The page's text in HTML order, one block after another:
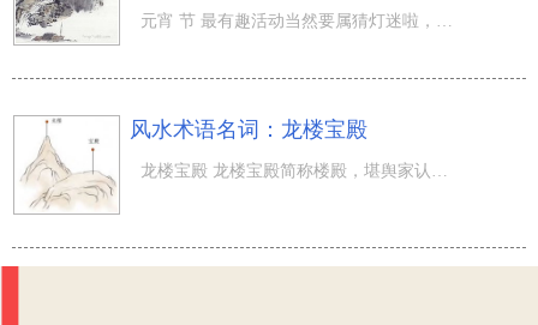
元宵 节 最有趣活动当然要属猜灯迷啦，文才好的话猜对灯迷还能赢得许多相应的奖品呢？马上就要到正月十五元
风水术语名词：龙楼宝殿